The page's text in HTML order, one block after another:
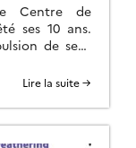
Centre de
ses 10 ans.
de sept
Lire la suite →